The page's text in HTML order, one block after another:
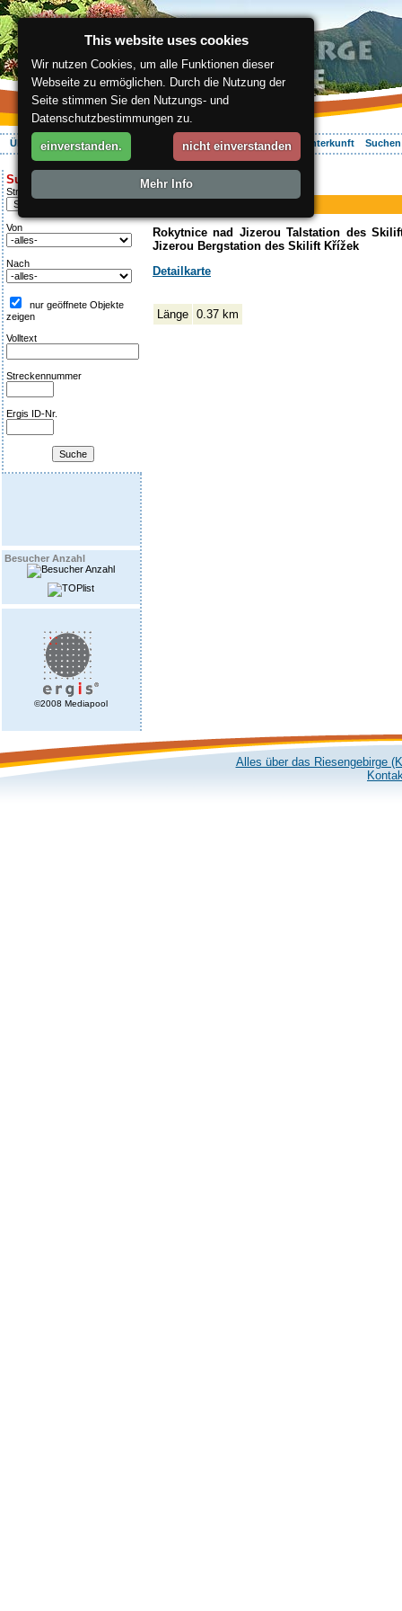
Über die Region Aktiv Erleben Entspannung Ihr Urlaub Unterkunft
Suche:
Streckentipp
Von
Nach
nur geöffnete Objekte
zeigen
Volltext
Streckennummer
Ergis ID-Nr.
Besucher Anzahl
©2008 Mediapool
ergis.cz>Aktiv Erleben> Křížek
Skilift
Křížek
Rokytnice nad Jizerou Talstation des
Jizerou Bergstation des Skilift Křížek
Detailkarte
Länge 0.37 km
Alles über das Riesengebirge
This website uses cookies
Wir nutzen Cookies, um alle Funktionen dieser
Webseite zu ermöglichen. Durch die Nutzung der
Seite stimmen Sie den Nutzungs- und
Datenschutzbestimmungen zu.
einverstanden. nicht einverstanden
Mehr Info